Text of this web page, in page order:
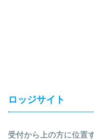
ロッジサイト
受付から上の方に位置